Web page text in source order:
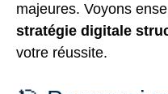
majeures. Voyons
stratégie digitale
votre réussite.